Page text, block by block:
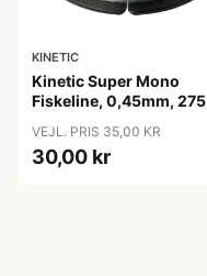
KINETIC
Kinetic Super Mono
Fiskeline, 0,45mm,
VEJL. PRIS 35,00 KR
30,00 kr